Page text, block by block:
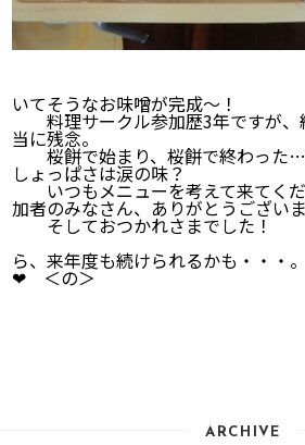
道の駅
いてそうなお味噌が完成～！
料理サークル参加歴3年ですが、
当に残念。
桜餅で始まり、桜餅で終わった
しょっぱさは涙の味？
いつもメニューを考えて来てくだ
加者のみなさん、ありがとうござい
そしておつかれさまでした！
もしか
ら、来年度も続けられるかも・・
❤ ＜の＞
ARCHIVE